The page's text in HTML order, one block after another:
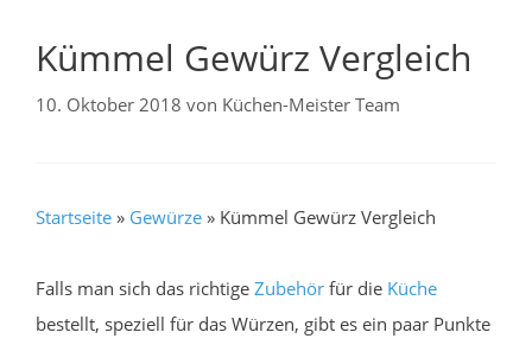
Kümmel Gewürz Vergleich
10. Oktober 2018 von Küchen-Meister Team
Startseite » Gewürze » Kümmel Gewürz Vergleich
Falls man sich das richtige Zubehör für die Küche
bestellt, speziell für das Würzen, gibt es ein paar Punkte